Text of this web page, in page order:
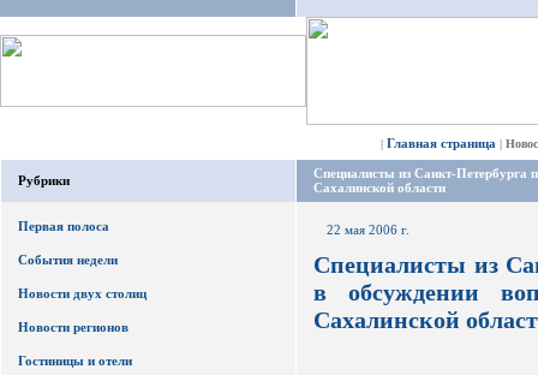
| Главная страница |
Рубрики
Первая полоса
События недели
Новости двух столиц
Новости регионов
Гостиницы и отели
Специалисты из Санкт-Петербурга
Сахалинской области
22 мая 2006 г.
Специалисты из
в обсуждении
Сахалинской